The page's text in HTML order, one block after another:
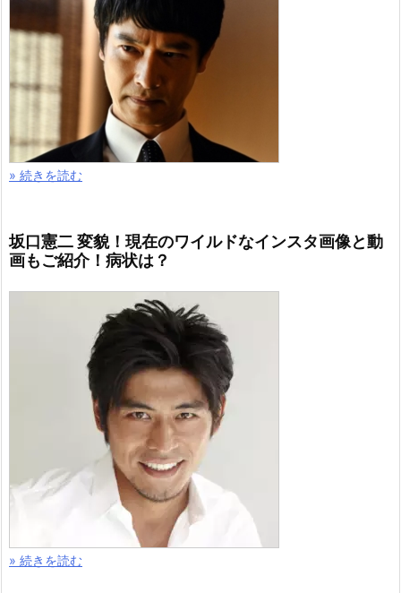
» 続きを読む
坂口憲二 変貌！現在のワイルドなインスタ画像と動
画もご紹介！病状は？
» 続きを読む